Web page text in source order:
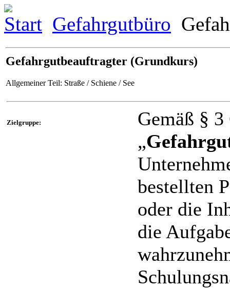
Start Gefahrgutbüro
Gefahrgutbeauftragter (Grundkurs)
Allgemeiner Teil: Straße / Schiene / See
Zielgruppe:
Gemäß §
„
bestellten
oder die
die